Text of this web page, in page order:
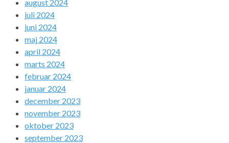
august 2024
juli 2024
juni 2024
maj 2024
april 2024
marts 2024
februar 2024
januar 2024
december 2023
november 2023
oktober 2023
september 2023